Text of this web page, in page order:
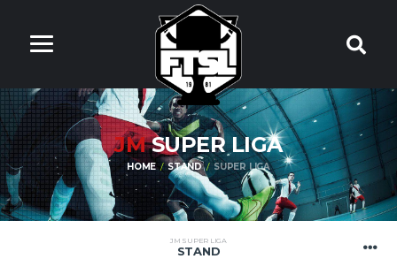
JMSUPER LIGA
HOME STAND SUPER LIGA
JM SUPER LIGA
STAND